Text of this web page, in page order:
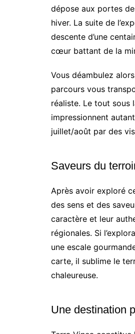
dépose aux portes
hiver. La suite de
descente d’une
cœur battant de la
Vous déambulez
parcours vous
réaliste. Le tout sous
impressionnent
juillet/août par des
Saveurs du
Après avoir exploré
des sens et des
caractère et leur
régionales. Si
une escale
carte, il sublime le
chaleureuse.
Une destination